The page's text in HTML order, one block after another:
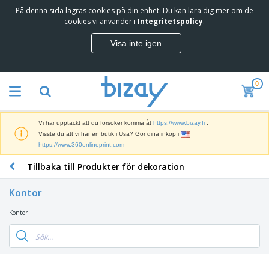
På denna sida lagras cookies på din enhet. Du kan lära dig mer om de
cookies vi använder i Integritetspolicy.
Visa inte igen
0
Vi har upptäckt att du försöker komma åt https://www.bizay.fi
Visste du att vi har en butik i Usa? Gör dina inköp i
https://www.360onlineprint.com
Tillbaka till Produkter för dekoration
Kontor
Kontor